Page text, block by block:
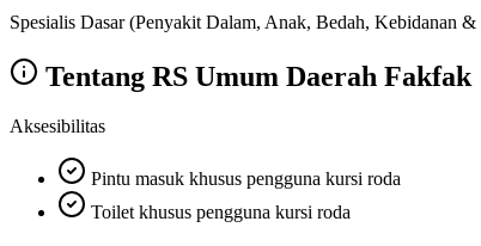
Spesialis Dasar (Penyakit Dalam, Anak, Bedah, Kebidanan
Tentang RS Umum Daerah Fakfak
Aksesibilitas
Pintu masuk khusus pengguna kursi roda
Toilet khusus pengguna kursi roda